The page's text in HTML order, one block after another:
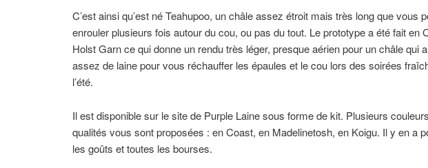
C’est ainsi qu’est né Teahupoo, un châle assez étroit mais très long que vous
enrouler plusieurs fois autour du cou, ou pas du tout. Le prototype a été fait en
Holst Garn ce qui donne un rendu très léger, presque aérien pour un châle qui
assez de laine pour vous réchauffer les épaules et le cou lors des soirées
l’été.
Il est disponible sur le site de Purple Laine sous forme de kit. Plusieurs
qualités vous sont proposées : en Coast, en Madelinetosh, en Koigu. Il y en a
les goûts et toutes les bourses.